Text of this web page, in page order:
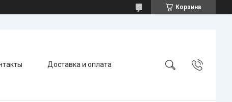
Корзина
Доставка и оплата